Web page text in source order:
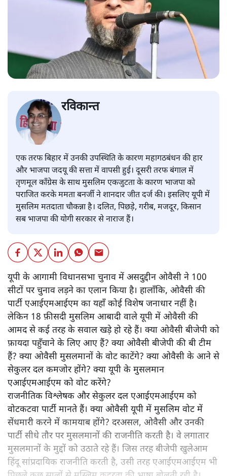
रविकान्त
एक तरफ बिहार में उनकी उपस्थिति के कारण महागठबंधन की हार
और भाजपा जदयू की सत्ता में वापसी हुई। दूसरी तरफ बंगाल में
तृणमूल काँग्रेस के साथ मुसलिम एकजुटता के कारण भाजपा को
पराजित करके ममता बनर्जी ने शानदार जीत दर्ज की। इसलिए यूपी में
मुसलिम मतदाता चौकन्ना है। दलित, पिछड़े, गरीब, मजदूर, किसान
सब भाजपा की योगी सरकार से नाराज हैं।
यूपी के आगामी विधानसभा चुनाव में असदुद्दीन ओवैसी ने 100
सीटों पर चुनाव लड़ने का एलान किया है। हालाँकि, ओवैसी की
पार्टी एआईएमआईएम का यहाँ कोई विशेष जनाधार नहीं है।
लेकिन 18 फ़ीसदी मुसलिम आबादी वाले यूपी में ओवैसी की
आमद से कई तरह के सवाल खड़े हो रहे हैं। क्या ओवैसी बीजेपी को
फ़ायदा पहुँचाने के लिए आए हैं? क्या ओवैसी बीजेपी की बी टीम
हैं? क्या ओवैसी मुसलमानों के वोट काटेंगे? क्या ओवैसी के आने से
सेकुलर दल कमजोर होंगे? क्या यूपी के मुसलमान
एआईएमआईएम को वोट करेंगे?
राजनीतिक विश्लेषक और सेकुलर दल एआईएमआईएम को
वोटकटवा पार्टी मानते हैं। क्या ओवैसी यूपी में मुसलिम वोट में
सेंधमारी करने में कामयाब होंगे? दरअसल, ओवैसी और उनकी
पार्टी सीधे तौर पर मुसलमानों की राजनीति करती है। वे लगातार
मुसलमानों के मुद्दों को उठाते रहे हैं। जिस तरह बीजेपी खुलेआम
हिंदू सांप्रदायिक राजनीति करती है, उसी तरह एआईएमआईएम भी